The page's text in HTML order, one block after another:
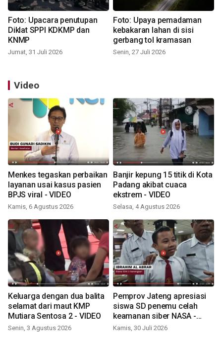
Foto: Upacara penutupan
Diklat SPPI KDKMP dan
KNMP
Jumat, 31 Juli 2026
Foto: Upaya pemadaman
kebakaran lahan di sisi
gerbang tol kramasan
Senin, 27 Juli 2026
Video
Menkes tegaskan perbaikan
layanan usai kasus pasien
BPJS viral - VIDEO
Kamis, 6 Agustus 2026
Banjir kepung 15 titik di Kota
Padang akibat cuaca
ekstrem - VIDEO
Selasa, 4 Agustus 2026
Keluarga dengan dua balita
selamat dari maut KMP
Mutiara Sentosa 2 - VIDEO
Senin, 3 Agustus 2026
Pemprov Jateng apresiasi
siswa SD penemu celah
keamanan siber NASA -
VIDEO
Kamis, 30 Juli 2026